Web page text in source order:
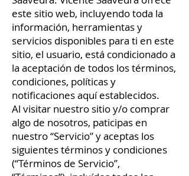
este sitio web, incluyendo toda la
información, herramientas y
servicios disponibles para ti en este
sitio, el usuario, está condicionado a
la aceptación de todos los términos,
condiciones, políticas y
notificaciones aquí establecidos.
Al visitar nuestro sitio y/o comprar
algo de nosotros, paticipas en
nuestro “Servicio” y aceptas los
siguientes términos y condiciones
(“Términos de Servicio”,